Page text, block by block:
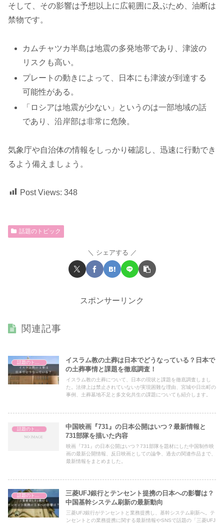
そして、その影響は予想以上に広範囲に及ぶため、油断は
禁物です。
カムチャツカ半島は地震の多発地帯であり、津波の
リスクも高い。
プレートの動きによって、日本にも津波が到達する
可能性がある。
「ロシアは地震が少ない」というのは一部地域の話
であり、沿岸部は非常に危険。
気象庁や自治体の情報をしっかり確認し、迅速に行動でき
るよう備えましょう。
Post Views: 348
話題のトピック
シェアする
スポンサーリンク
関連記事
話題のトピック
イスラム教の土葬は日本でどうなっている？日本で
の土葬事情と課題を徹底調査！
イスラム教の土葬について、日本の現状と課題を徹底調査しまし
た。法律上は禁止されていないが実現困難な理由、宮城や日出町の
事例、土葬墓地不足と多文化共生の課題についても紹介します。
話題のトピック
中国映画『731』の日本公開はいつ？最新情報と
731部隊を描いた内容
映画『731』の日本公開はいつ？731部隊を題材にした中国制作映
画の最新公開情報、反日映画としての論争、過去の関連作品まで、
最新情報をまとめました。
三菱UFJ銀行とテンセント提携の日本への影響は？
中国基幹システム刷新の最新動向
三菱UFJ銀行がテンセントと業務提携し、基幹システム刷新へ。テ
ンセントとの業務提携に関する最新情報やSNSで話題の「三菱UFJ